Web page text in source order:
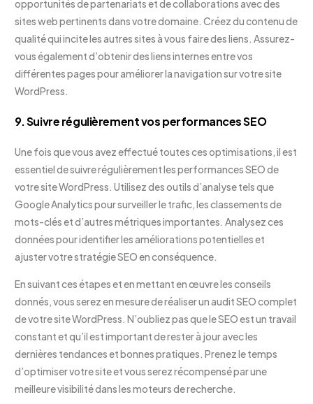
opportunités de partenariats et de collaborations avec des
sites web pertinents dans votre domaine. Créez du contenu de
qualité qui incite les autres sites à vous faire des liens. Assurez-
vous également d’obtenir des liens internes entre vos
différentes pages pour améliorer la navigation sur votre site
WordPress.
9. Suivre régulièrement vos performances SEO
Une fois que vous avez effectué toutes ces optimisations, il est
essentiel de suivre régulièrement les performances SEO de
votre site WordPress. Utilisez des outils d’analyse tels que
Google Analytics pour surveiller le trafic, les classements de
mots-clés et d’autres métriques importantes. Analysez ces
données pour identifier les améliorations potentielles et
ajuster votre stratégie SEO en conséquence.
En suivant ces étapes et en mettant en œuvre les conseils
donnés, vous serez en mesure de réaliser un audit SEO complet
de votre site WordPress. N’oubliez pas que le SEO est un travail
constant et qu’il est important de rester à jour avec les
dernières tendances et bonnes pratiques. Prenez le temps
d’optimiser votre site et vous serez récompensé par une
meilleure visibilité dans les moteurs de recherche.